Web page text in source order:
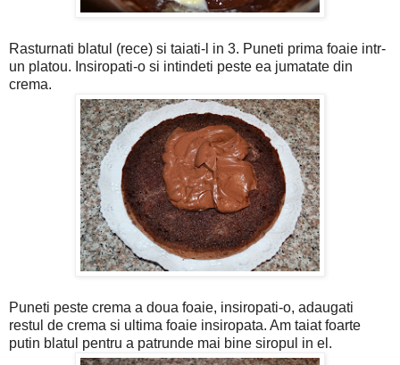
Rasturnati blatul (rece) si taiati-l in 3. Puneti prima foaie intr-
un platou. Insiropati-o si intindeti peste ea jumatate din
crema.
Puneti peste crema a doua foaie, insiropati-o, adaugati
restul de crema si ultima foaie insiropata. Am taiat foarte
putin blatul pentru a patrunde mai bine siropul in el.